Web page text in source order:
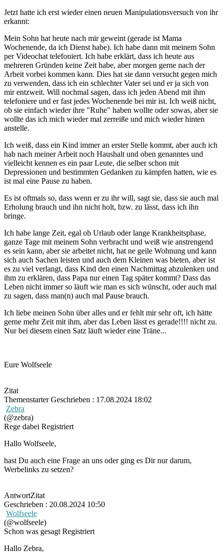
Jetzt hatte ich erst wieder einen neuen Manipulationsversuch von ihr
erkannt:
Mein Sohn hat heute nach mir geweint (gerade ist Mama
Wochenende, da ich Dienst habe). Ich habe dann mit meinem Sohn
per Videochat telefoniert. Ich habe erklärt, dass ich heute aus
mehreren Gründen keine Zeit habe, aber morgen gerne nach der
Arbeit vorbei kommen kann. Dies hat sie dann versucht gegen mich
zu verwenden, dass ich ein schlechter Vater sei und er ja sich von
mir entzweit. Will nochmal sagen, dass ich jeden Abend mit ihm
telefoniere und er fast jedes Wochenende bei mir ist. Ich weiß nicht,
ob sie einfach wieder ihre "Ruhe" haben wollte oder sowas, aber sie
wollte das ich mich wieder mal zerreiße und mich wieder hinten
anstelle.
Ich weiß, dass ein Kind immer an erster Stelle kommt, aber auch ich
hab nach meiner Arbeit noch Haushalt und oben genanntes und
vielleicht kennen es ein paar Leute, die selber schon mit
Depressionen und bestimmten Gedanken zu kämpfen hatten, wie es
ist mal eine Pause zu haben.
Es ist oftmals so, dass wenn er zu ihr will, sagt sie, dass sie auch mal
Erholung brauch und ihn nicht holt, bzw. zu lässt, dass ich ihn
bringe.
Ich habe lange Zeit, egal ob Urlaub oder lange Krankheitsphase,
ganze Tage mit meinem Sohn verbracht und weiß wie anstrengend
es sein kann, aber sie arbeitet nicht, hat ne geile Wohnung und kann
sich auch Sachen leisten und auch dem Kleinen was bieten, aber ist
es zu viel verlangt, dass Kind den einen Nachmittag abzulenken und
ihm zu erklären, dass Papa nur einen Tag später kommt? Dass das
Leben nicht immer so läuft wie man es sich wünscht, oder auch mal
zu sagen, dass man(n) auch mal Pause brauch.
Ich liebe meinen Sohn über alles und er fehlt mir sehr oft, ich hätte
gerne mehr Zeit mit ihm, aber das Leben lässt es gerade!!!! nicht zu.
Nur bei diesem einen Satz läuft wieder eine Träne...
Eure Wolfseele
Zitat
ThemenstarterGeschrieben : 17.08.2024 18:02
Zebra
(@zebra)
Rege dabei Registriert
Hallo Wolfseele,
hast Du auch eine Frage an uns oder ging es Dir nur darum,
Werbelinks zu setzen?
AntwortZitat
Geschrieben : 20.08.2024 10:50
Wolfseele
(@wolfseele)
Schon was gesagt Registriert
Hallo Zebra,